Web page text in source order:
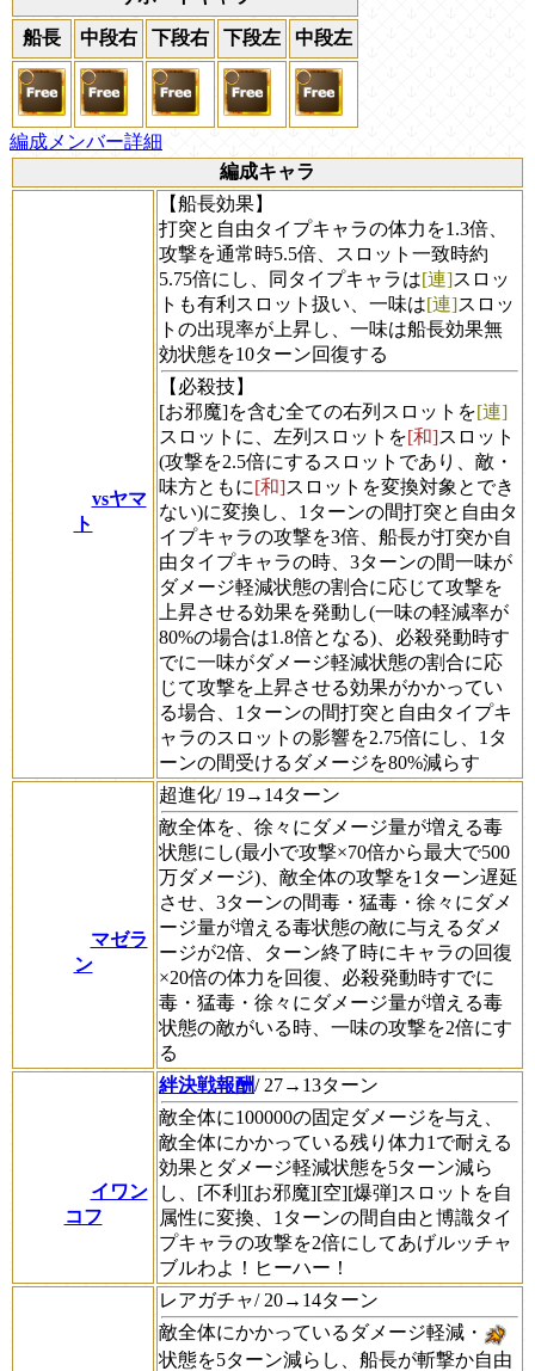
船長 中段右 下段右 下段左 中段左
編成メンバー詳細
編成キャラ
vsヤマ
ト
【船長効果】
打突と自由タイプキャラの体力を1.3倍、
攻撃を通常時5.5倍、スロット一致時約
5.75倍にし、同タイプキャラは[連]スロッ
トも有利スロット扱い、一味は[連]スロッ
トの出現率が上昇し、一味は船長効果無
効状態を10ターン回復する
【必殺技】
[お邪魔]を含む全ての右列スロットを[連]
スロットに、左列スロットを[和]スロット
(攻撃を2.5倍にするスロットであり、敵・
味方ともに[和]スロットを変換対象とでき
ない)に変換し、1ターンの間打突と自由タ
イプキャラの攻撃を3倍、船長が打突か自
由タイプキャラの時、3ターンの間一味が
ダメージ軽減状態の割合に応じて攻撃を
上昇させる効果を発動し(一味の軽減率が
80%の場合は1.8倍となる)、必殺発動時す
でに一味がダメージ軽減状態の割合に応
じて攻撃を上昇させる効果がかかってい
る場合、1ターンの間打突と自由タイプキ
ャラのスロットの影響を2.75倍にし、1タ
ーンの間受けるダメージを80%減らす
マゼラ
ン
超進化/ 19→14ターン
敵全体を、徐々にダメージ量が増える毒
状態にし(最小で攻撃×70倍から最大で500
万ダメージ)、敵全体の攻撃を1ターン遅延
させ、3ターンの間毒・猛毒・徐々にダメ
ージ量が増える毒状態の敵に与えるダメ
ージが2倍、ターン終了時にキャラの回復
×20倍の体力を回復、必殺発動時すでに
毒・猛毒・徐々にダメージ量が増える毒
状態の敵がいる時、一味の攻撃を2倍にす
る
イワン
コフ
絆決戦報酬/ 27→13ターン
敵全体に100000の固定ダメージを与え、
敵全体にかかっている残り体力1で耐える
効果とダメージ軽減状態を5ターン減ら
し、[不利][お邪魔][空][爆弾]スロットを自
属性に変換、1ターンの間自由と博識タイ
プキャラの攻撃を2倍にしてあげルッチャ
ブルわよ！ヒーハー！
レアガチャ/ 20→14ターン
敵全体にかかっているダメージ軽減・
状態を5ターン減らし、船長が斬撃か自由